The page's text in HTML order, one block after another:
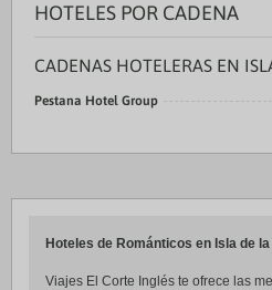
HOTELES POR CADENA
CADENAS HOTELERAS EN
Pestana Hotel Group
Hoteles de Románticos en Isla de
Viajes El Corte Inglés te ofrece las